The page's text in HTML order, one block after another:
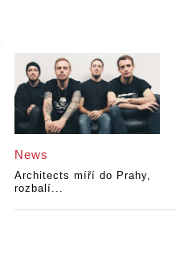
News
Architects míří do Prahy,
rozbalí...